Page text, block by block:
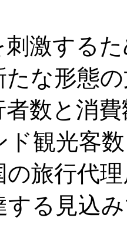
激する
な形態
者数と消
ド観光客
の旅行代
する見込